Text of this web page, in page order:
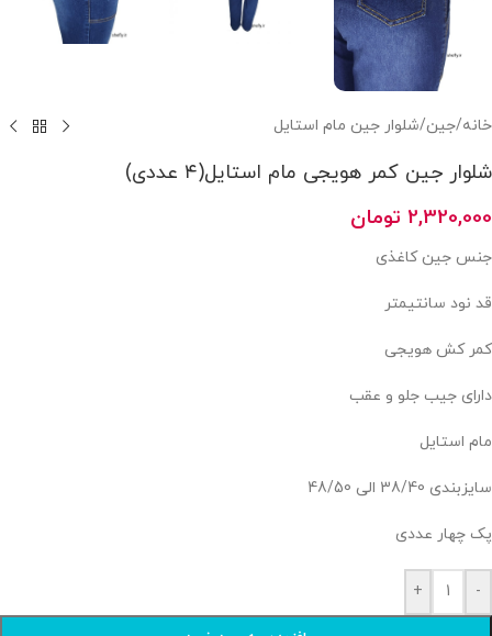
خانه/جین/شلوار جین مام استایل
شلوار جین کمر هویجی مام استایل(۴ عددی)
2,320,000 تومان
جنس جین کاغذی
قد نود سانتیمتر
کمر کش هویجی
دارای جیب جلو و عقب
مام استایل
سایزبندی 38/40 الی 48/50
پک چهار عددی
-
+